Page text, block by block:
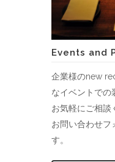
Events and
企業様のnew
なイベントでの
お気軽にご相談
お問い合わせフ
す。